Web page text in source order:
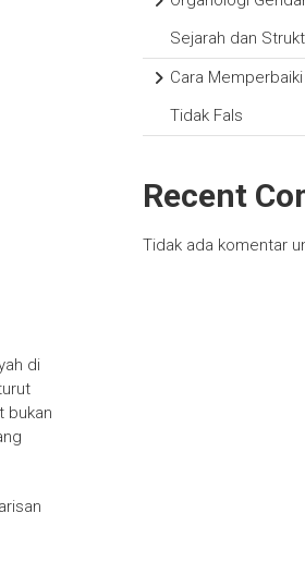
di
bukan
Sejarah dan
Cara
Tidak Fals
Recent
Tidak ada komentar